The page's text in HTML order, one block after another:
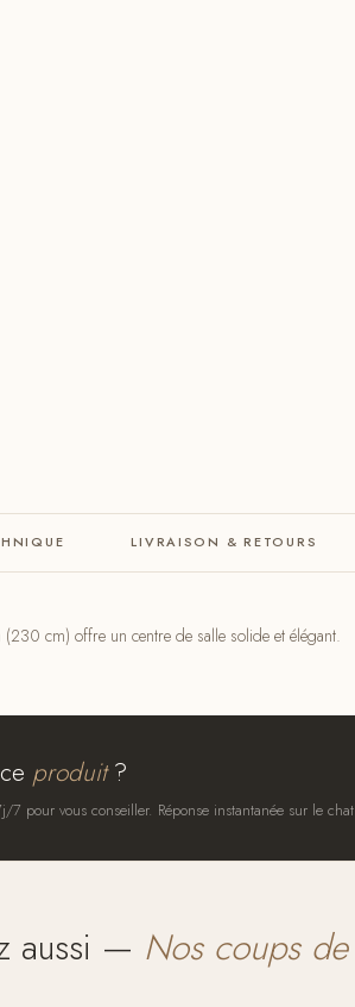
LIVRAISON & RETOURS
cm) offre un centre de salle solide et élégant.
produit?
pour vous conseiller. Réponse instantanée sur le
aussi — Nos coups